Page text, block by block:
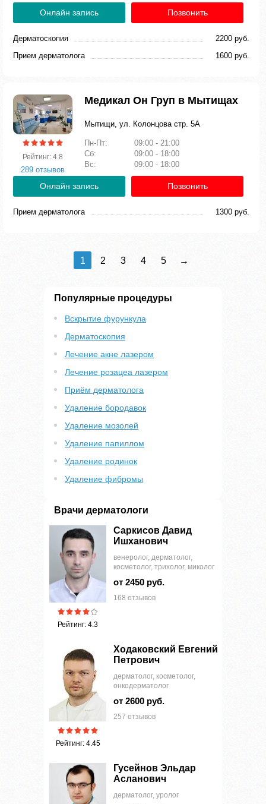
Онлайн запись Позвонить
Дерматоскопия
2200 руб.
Прием дерматолога
1600 руб.
Рейтинг: 4.8
289 отзывов
Медикал Он Груп в Мытищах
Мытищи, ул. Колонцова стр. 5А
Пн-Пт:
09:00 - 21:00
Сб:
09:00 - 18:00
Вс:
09:00 - 18:00
Онлайн запись Позвонить
Прием дерматолога 1300 руб.
1 2 3 4 5 →
Популярные процедуры
Вскрытие фурункула
Дерматоскопия
Лечение акне лазером
Лечение розацеа лазером
Приём дерматолога
Удаление бородавок
Удаление мозолей
Удаление папиллом
Удаление родинок
Удаление фибромы
Врачи дерматологи
Рейтинг: 4.3
Саркисов Давид
Ишханович
венеролог, дерматолог,
косметолог, трихолог, миколог
от 2450 руб.
168 отзывов
Рейтинг: 4.45
Ходаковский Евгений
Петрович
дерматолог, косметолог,
онкодерматолог
от 2600 руб.
257 отзывов
Гусейнов Эльдар
Асланович
дерматолог, уролог